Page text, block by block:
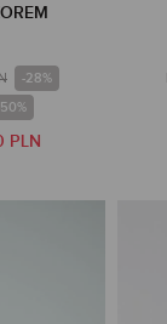
-28%
PLN